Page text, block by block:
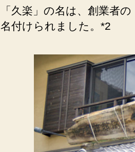
「久楽」の名は、創業者
名付けられました。*2